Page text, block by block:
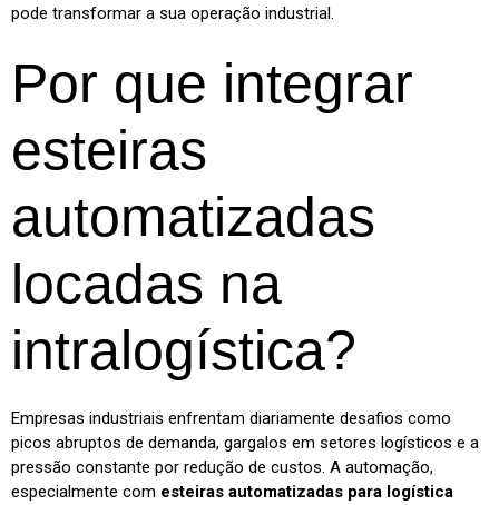
pode transformar a sua operação industrial.
Por que integrar
esteiras
automatizadas
locadas na
intralogística?
Empresas industriais enfrentam diariamente desafios como
picos abruptos de demanda, gargalos em setores logísticos e a
pressão constante por redução de custos. A automação,
especialmente com esteiras automatizadas para logística